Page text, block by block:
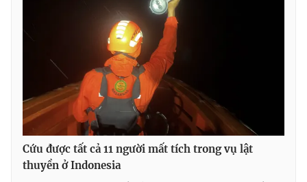
Đài Truyền hình Việt Nam
Cơ quan báo chí:
Thời báo VTV
Giấy phép hoạt động báo in và báo điện tử số 483/GP-BTTTT
cấp ngày 29/12/2023
Tổng Biên tập: Vũ Thanh Thủy
Phó Tổng Biên tập:Nguyễn Thị Mỹ Hạnh, Phạm Quốc Thắng,
Nguyễn Trọng Ninh
Tổng đài VTV:024.38 355 931 - 024.38 355 932
Cứu được tất cả 11 người mất tích trong vụ lật
thuyền ở Indonesia